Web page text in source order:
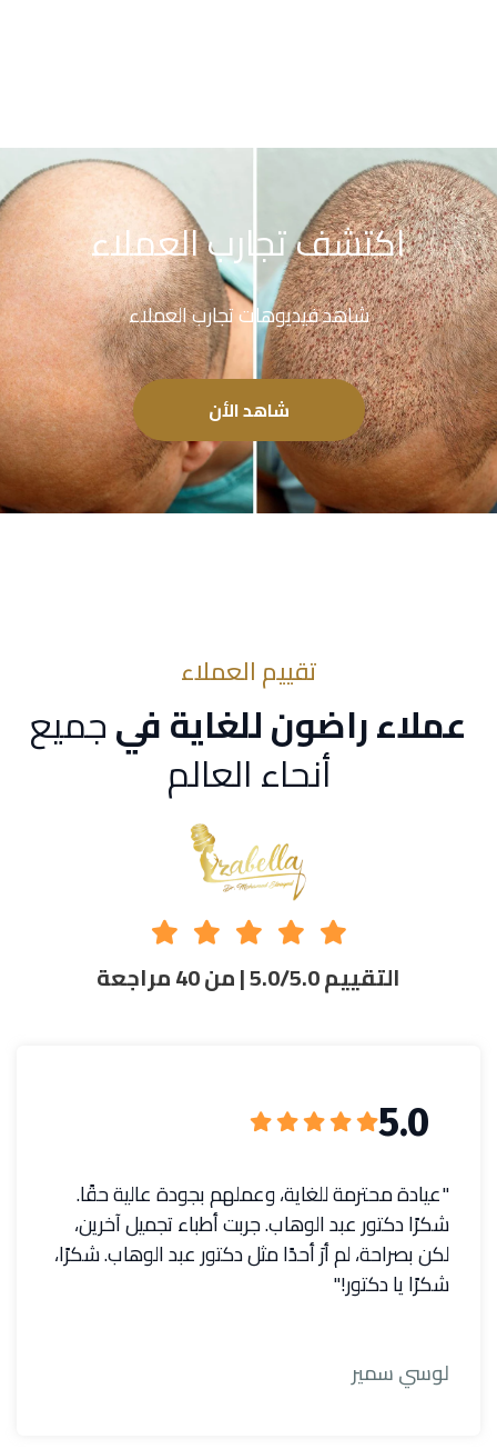
اكتشف تجارب العملاء
شاهد فيديوهات تجارب العملاء
شاهد الأن
تقييم العملاء
عملاء راضون للغاية فيجميع
أنحاء العالم
التقييم 5.0/5.0 | من 40 مراجعة
5.0
"عيادة محترمة للغاية، وعملهم بجودة عالية حقًا.
شكرًا دكتور عبد الوهاب. جربت أطباء تجميل آخرين،
لكن بصراحة، لم أرَ أحدًا مثل دكتور عبد الوهاب. شكرًا،
شكرًا يا دكتور!"
لوسي سمير